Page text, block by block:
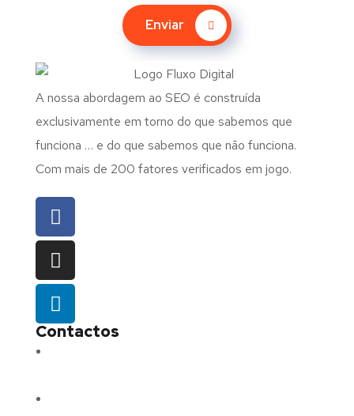
Enviar
A nossa abordagem ao SEO é construída
exclusivamente em torno do que sabemos que
funciona … e do que sabemos que não funciona.
Com mais de 200 fatores verificados em jogo.
Contactos